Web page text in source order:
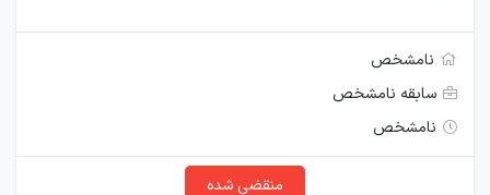
نامشخص
سابقه نامشخص
نامشخص
منقضی شده